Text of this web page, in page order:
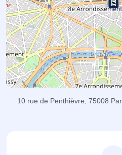
10 rue de Penthièvre, 75008